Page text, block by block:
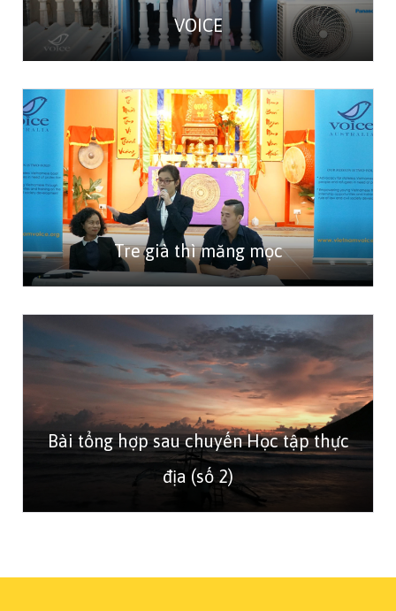
VOICE
Tre già thì măng mọc
Bài tổng hợp sau chuyến Học tập thực
địa (số 2)